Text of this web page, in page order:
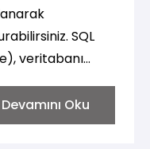
SQL
veritabanı
sağlar.
sqlite3,
Devamını Oku